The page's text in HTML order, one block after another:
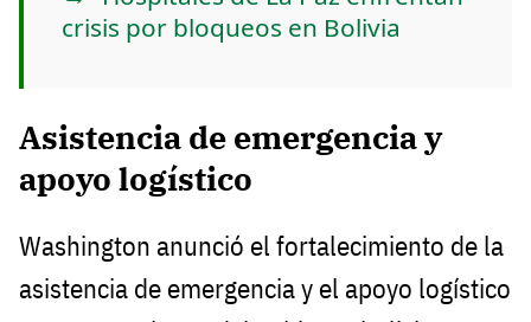
crisis por bloqueos en Bolivia
Asistencia de emergencia y
apoyo logístico
Washington anunció el fortalecimiento de la
asistencia de emergencia y el apoyo logístico